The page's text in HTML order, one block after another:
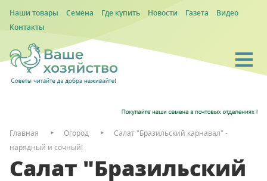
Наши товары Семена Где купить Новости Газета
Видео
Контакты
Главная Огород
Салат "Бразильский карнавал" -
нарядный и сочный!
Салат "Бразильский